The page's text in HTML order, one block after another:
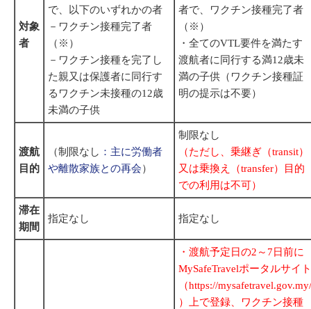
対象
者
で、以下のいずれかの者
－ワクチン接種完了者
（※）
－ワクチン接種を完了し
た親又は保護者に同行す
るワクチン未接種の12歳
未満の子供
者で、ワクチン接種完了者
（※）
・全てのVTL要件を満たす
渡航者に同行する満12歳未
満の子供（ワクチン接種証
明の提示は不要）
渡航
目的
（制限なし ：主に労働者
や離散家族との再会）
制限なし
（ただし、乗継ぎ（transit）
又は乗換え（transfer）目的
での利用は不可）
滞在
期間
指定なし 指定なし
・渡航予定日の2～7日前に
MySafeTravelポータルサイト
（https://mysafetravel.gov.my/
）上で登録、ワクチン接種